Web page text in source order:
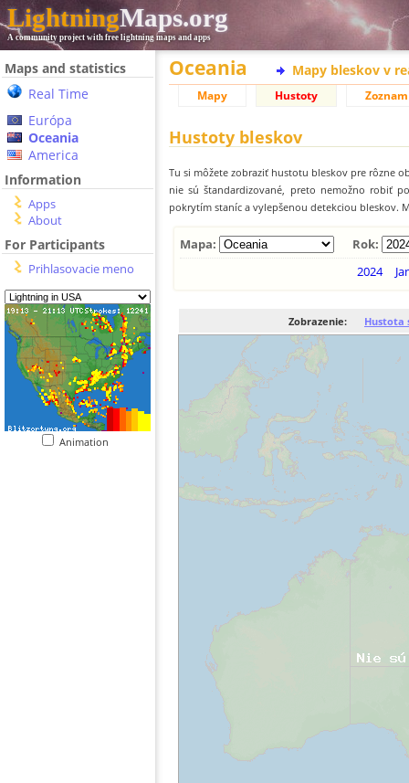
LightningMaps.org
A community project with free lightning maps and apps
Maps and statistics
Real Time
Európa
Oceania
America
Information
Apps
About
For Participants
Prihlasovacie meno
Animation
Oceania Mapy bleskov v
Mapy Hustoty Zoznam
Hustoty bleskov
Tu si môžete zobraziť hustotu bleskov pre rôzne
nie sú štandardizované, preto nemožno robiť
pokrytím staníc a vylepšenou detekciou bleskov.
Mapa:
Rok:
2024
Zobrazenie: Hustota